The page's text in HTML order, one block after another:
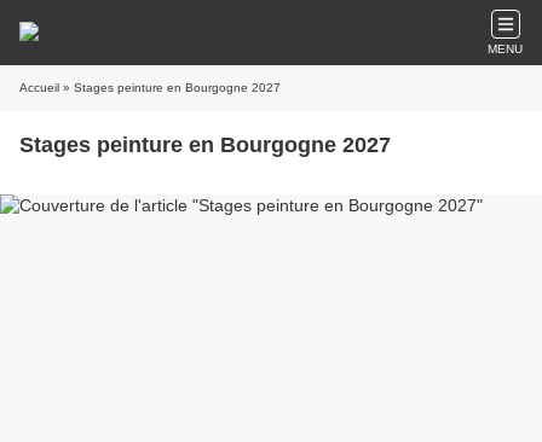
MENU
Accueil » Stages peinture en Bourgogne 2027
Stages peinture en Bourgogne 2027